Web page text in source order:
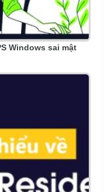
Windows sai mật